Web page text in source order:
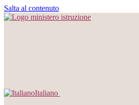
Salta al contenuto
Italiano